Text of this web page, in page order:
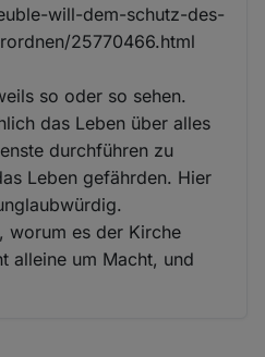
will-dem-schutz-des-
25770466.html
so oder so sehen.
das Leben über alles
durchführen zu
Leben gefährden. Hier
worum es der Kirche
alleine um Macht, und